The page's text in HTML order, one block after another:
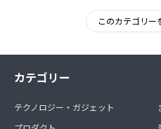
このカテゴリー
カテゴリー
テクノロジー・ガジェット